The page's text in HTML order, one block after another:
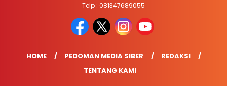
Telp : 081347689055
HOME PEDOMAN MEDIA SIBER
REDAKSI
TENTANG KAMI